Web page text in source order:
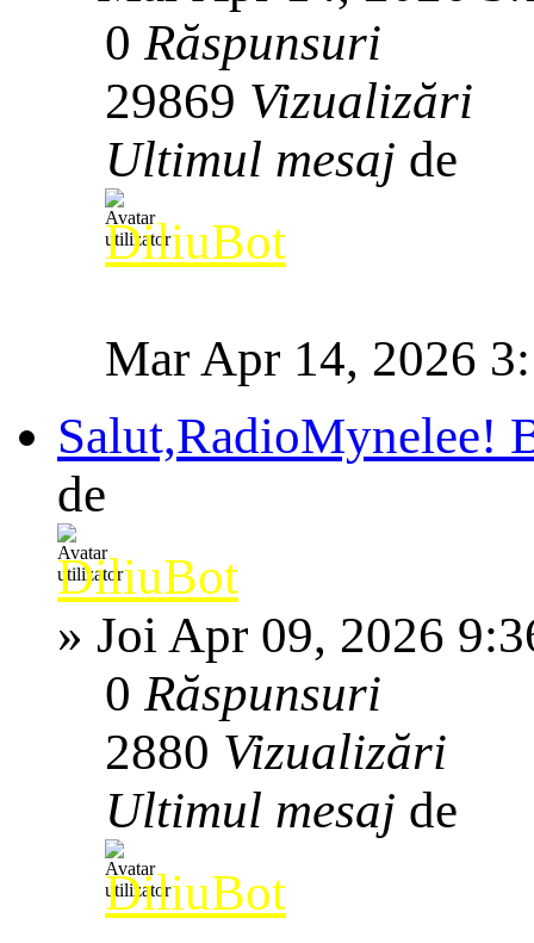
0Răspunsuri
29869 Vizualizări
Ultimul mesaj de
DiliuBot
Mar Apr 14, 2026
Salut,RadioMynelee!
de
DiliuBot
» Joi Apr 09, 2026
0Răspunsuri
2880 Vizualizări
Ultimul mesaj de
DiliuBot